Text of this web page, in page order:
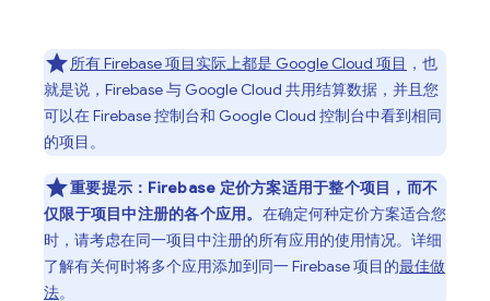
所有 Firebase 项目实际上都是 Google Cloud 项目 ，也
就是说，Firebase 与 Google Cloud 共用结算数据，并且您
可以在Firebase控制台和 Google Cloud 控制台中看到相同
的项目。
重要提示： Firebase 定价方案适用于整个项目，而不
仅限于项目中注册的各个应用。 在确定何种定价方案适合您
时，请考虑在同一项目中注册的所有应用的使用情况。详细
了解有关何时将多个应用添加到同一 Firebase 项目的最佳做
法。